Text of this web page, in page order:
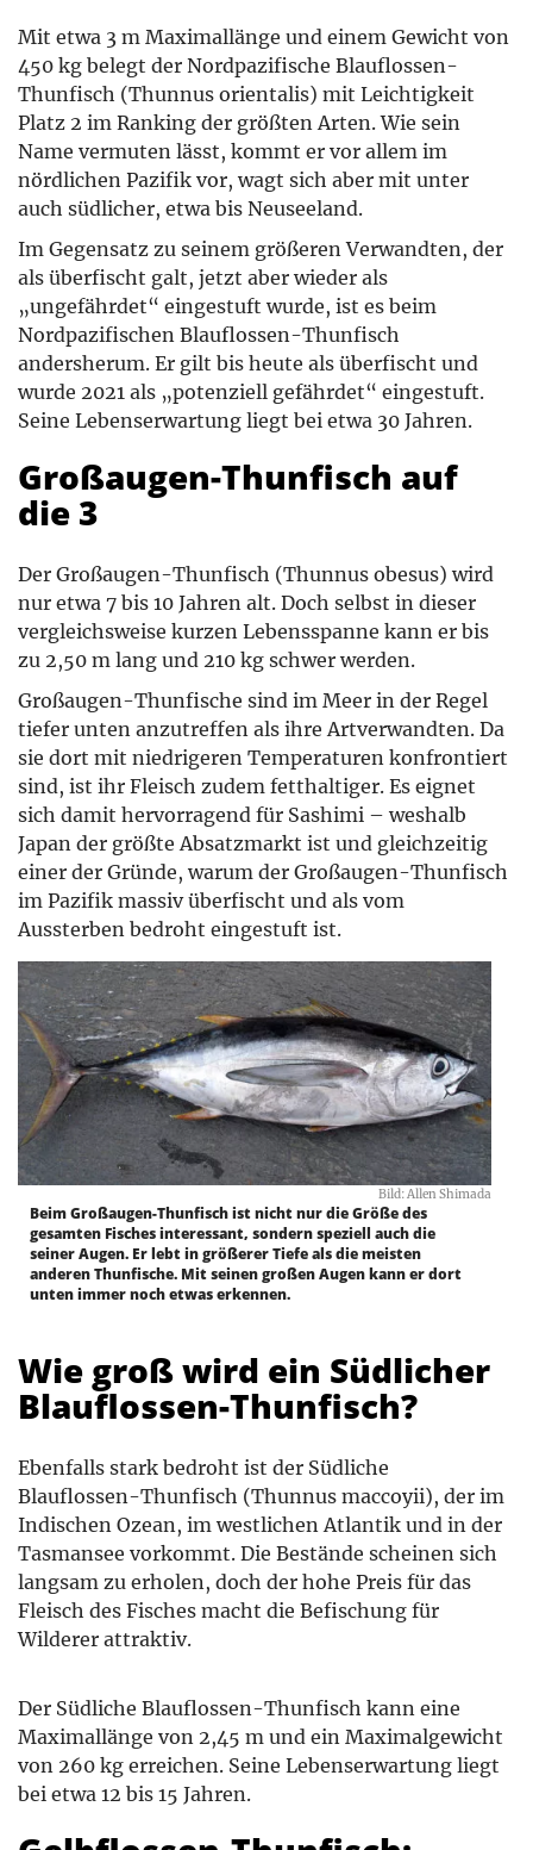
Mit etwa 3 m Maximallänge und einem Gewicht von
450 kg belegt der Nordpazifische Blauflossen-
Thunfisch (Thunnus orientalis) mit Leichtigkeit
Platz 2 im Ranking der größten Arten. Wie sein
Name vermuten lässt, kommt er vor allem im
nördlichen Pazifik vor, wagt sich aber mit unter
auch südlicher, etwa bis Neuseeland.
Im Gegensatz zu seinem größeren Verwandten, der
als überfischt galt, jetzt aber wieder als
„ungefährdet“ eingestuft wurde, ist es beim
Nordpazifischen Blauflossen-Thunfisch
andersherum. Er gilt bis heute als überfischt und
wurde 2021 als „potenziell gefährdet“ eingestuft.
Seine Lebenserwartung liegt bei etwa 30 Jahren.
Großaugen-Thunfisch auf
die 3
Der Großaugen-Thunfisch (Thunnus obesus) wird
nur etwa 7 bis 10 Jahren alt. Doch selbst in dieser
vergleichsweise kurzen Lebensspanne kann er bis
zu 2,50 m lang und 210 kg schwer werden.
Großaugen-Thunfische sind im Meer in der Regel
tiefer unten anzutreffen als ihre Artverwandten. Da
sie dort mit niedrigeren Temperaturen konfrontiert
sind, ist ihr Fleisch zudem fetthaltiger. Es eignet
sich damit hervorragend für Sashimi – weshalb
Japan der größte Absatzmarkt ist und gleichzeitig
einer der Gründe, warum der Großaugen-Thunfisch
im Pazifik massiv überfischt und als vom
Aussterben bedroht eingestuft ist.
Bild: Allen Shimada
Beim Großaugen-Thunfisch ist nicht nur die Größe des
gesamten Fisches interessant, sondern speziell auch die
seiner Augen. Er lebt in größerer Tiefe als die meisten
anderen Thunfische. Mit seinen großen Augen kann er dort
unten immer noch etwas erkennen.
Wie groß wird ein Südlicher
Blauflossen-Thunfisch?
Ebenfalls stark bedroht ist der Südliche
Blauflossen-Thunfisch (Thunnus maccoyii), der im
Indischen Ozean, im westlichen Atlantik und in der
Tasmansee vorkommt. Die Bestände scheinen sich
langsam zu erholen, doch der hohe Preis für das
Fleisch des Fisches macht die Befischung für
Wilderer attraktiv.
Der Südliche Blauflossen-Thunfisch kann eine
Maximallänge von 2,45 m und ein Maximalgewicht
von 260 kg erreichen. Seine Lebenserwartung liegt
bei etwa 12 bis 15 Jahren.